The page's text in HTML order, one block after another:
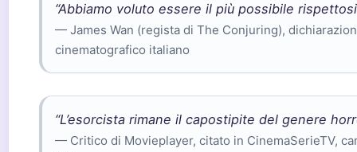
“Abbiamo voluto essere il più possibile
— James Wan (regista di The Conjuring),
cinematografico italiano
“L’esorcista rimane il capostipite del genere
— Critico di Movieplayer, citato in CinemaSerieTV,